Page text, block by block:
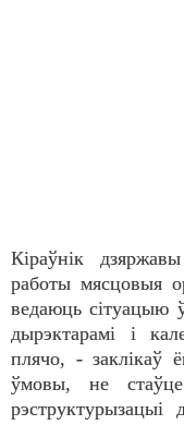
Кіраўнік
работы мясцовыя
ведаюць сітуацыю
дырэктарамі і
плячо, - заклікаў
ўмовы, не